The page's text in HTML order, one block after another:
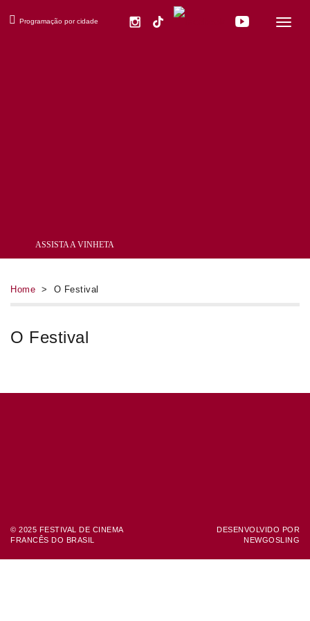
Programação por cidade
ASSISTA A VINHETA
Home > O Festival
O Festival
© 2025 FESTIVAL DE CINEMA
FRANCÊS DO BRASIL
DESENVOLVIDO POR
NEWGOSLING